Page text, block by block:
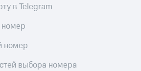
в Telegram
номер
выбора номера